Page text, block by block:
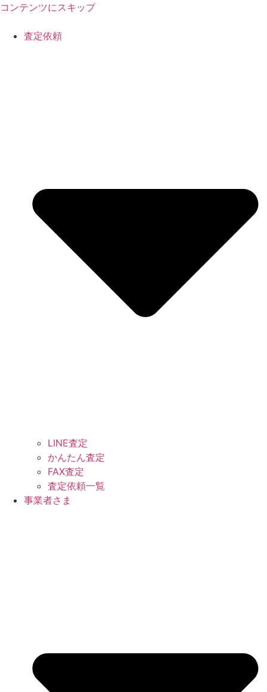
コンテンツにスキップ
査定依頼
LINE査定
かんたん査定
FAX査定
査定依頼一覧
事業者さま